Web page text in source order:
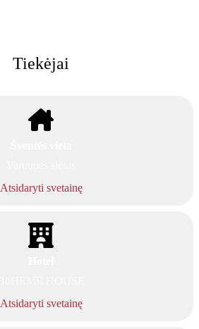
Tiekėjai
Atsidaryti svetainę
Atsidaryti svetainę